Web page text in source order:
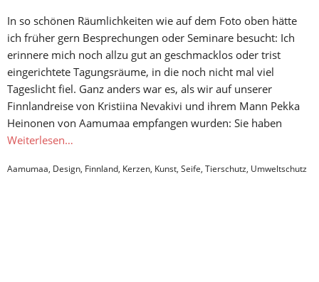
In so schönen Räumlichkeiten wie auf dem Foto oben hätte
ich früher gern Besprechungen oder Seminare besucht: Ich
erinnere mich noch allzu gut an geschmacklos oder trist
eingerichtete Tagungsräume, in die noch nicht mal viel
Tageslicht fiel. Ganz anders war es, als wir auf unserer
Finnlandreise von Kristiina Nevakivi und ihrem Mann Pekka
Heinonen von Aamumaa empfangen wurden: Sie haben
Weiterlesen…
Aamumaa, Design, Finnland, Kerzen, Kunst, Seife, Tierschutz, Umweltschutz